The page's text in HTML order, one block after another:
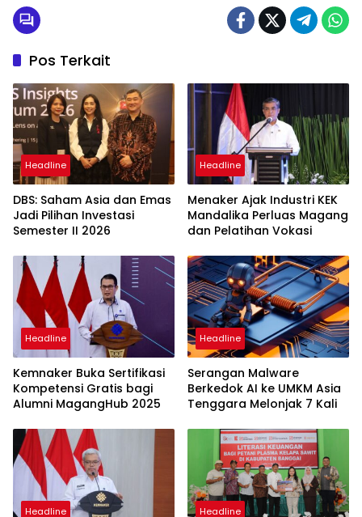
Pos Terkait
Headline
DBS: Saham Asia dan Emas
Jadi Pilihan Investasi
Semester II 2026
Headline
Menaker Ajak Industri KEK
Mandalika Perluas Magang
dan Pelatihan Vokasi
Headline
Kemnaker Buka Sertifikasi
Kompetensi Gratis bagi
Alumni MagangHub 2025
Headline
Serangan Malware
Berkedok AI ke UMKM Asia
Tenggara Melonjak 7 Kali
Headline Headline